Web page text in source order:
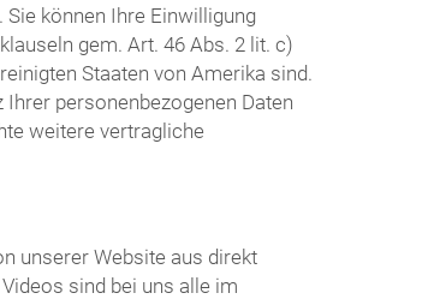
können Ihre Einwilligung
gem. Art. 46 Abs. 2 lit. c)
Staaten von Amerika sind.
personenbezogenen Daten
weitere vertragliche
unserer Website aus direkt
sind bei uns alle im